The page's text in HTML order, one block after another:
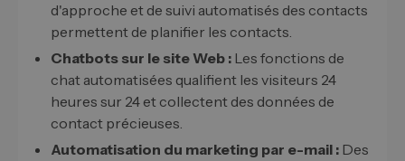
d'approche et de suivi automatisés des contacts
permettent de planifier les contacts.
Chatbots sur le site Web : Les fonctions de
chat automatisées qualifient les visiteurs 24
heures sur 24 et collectent des données de
contact précieuses.
Automatisation du marketing par e-mail : Des